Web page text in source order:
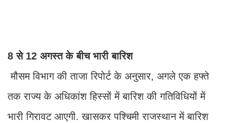
8 से 12 अगस्त के बीच भारी बारिश
मौसम विभाग की ताजा रिपोर्ट के अनुसार, अगले एक हफ्ते
तक राज्य के अधिकांश हिस्सों में बारिश की गतिविधियों में
भारी गिरावट आएगी. खासकर पश्चिमी राजस्थान में बारिश